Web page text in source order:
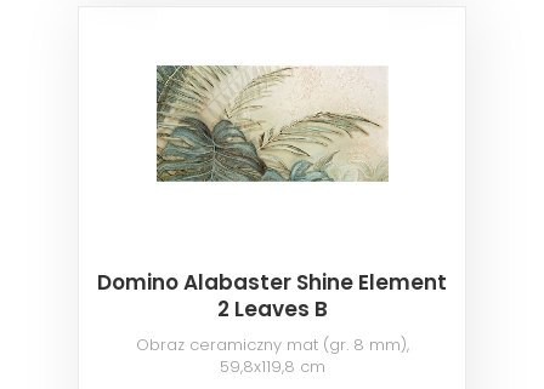
Domino Alabaster Shine Element
2 Leaves B
Obraz ceramiczny mat (gr. 8 mm),
59,8x119,8 cm